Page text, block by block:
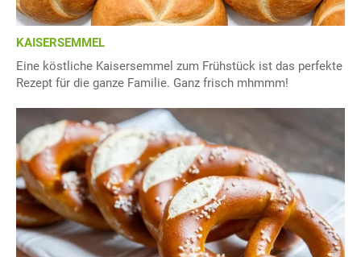
KAISERSEMMEL
Eine köstliche Kaisersemmel zum Frühstück ist das perfekte
Rezept für die ganze Familie. Ganz frisch mhmmm!